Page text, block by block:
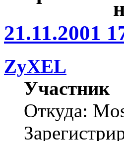
21.11.2001
ZyXEL
Участник
Откуда: